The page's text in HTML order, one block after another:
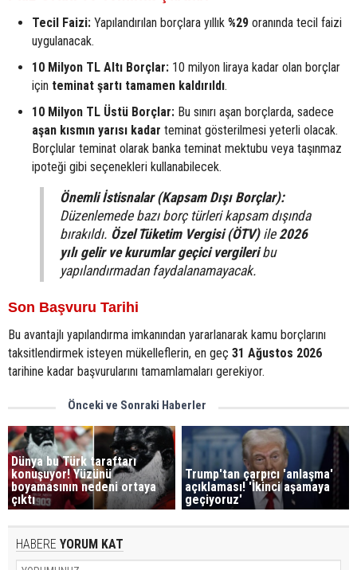
Tecil Faizi: Yapılandırılan borçlara yıllık %29 oranında tecil faizi
uygulanacak.
10 Milyon TL Altı Borçlar: 10 milyon liraya kadar olan borçlar
için teminat şartı tamamen kaldırıldı.
10 Milyon TL Üstü Borçlar: Bu sınırı aşan borçlarda, sadece
aşan kısmın yarısı kadar teminat gösterilmesi yeterli olacak.
Borçlular teminat olarak banka teminat mektubu veya taşınmaz
ipoteği gibi seçenekleri kullanabilecek.
Önemli İstisnalar (Kapsam Dışı Borçlar):
Düzenlemede bazı borç türleri kapsam dışında
bırakıldı. Özel Tüketim Vergisi (ÖTV)ile 2026
yılı gelir ve kurumlar geçici vergileribu
yapılandırmadan faydalanamayacak.
Son Başvuru Tarihi
Bu avantajlı yapılandırma imkanından yararlanarak kamu borçlarını
taksitlendirmek isteyen mükelleflerin, en geç 31 Ağustos 2026
tarihine kadar başvurularını tamamlamaları gerekiyor.
Önceki ve Sonraki Haberler
Dünya bu Türk taraftarı
konuşuyor! Yüzünü
boyamasının nedeni ortaya
çıktı
Trump'tan çarpıcı 'anlaşma'
açıklaması! 'İkinci aşamaya
geçiyoruz'
HABERE YORUM KAT